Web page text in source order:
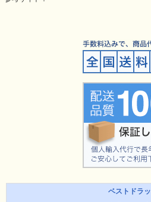
ベストドラ